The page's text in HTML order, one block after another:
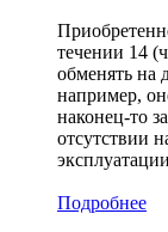
течении 14
обменять на
например,
наконец-то
отсутствии
Подробнее